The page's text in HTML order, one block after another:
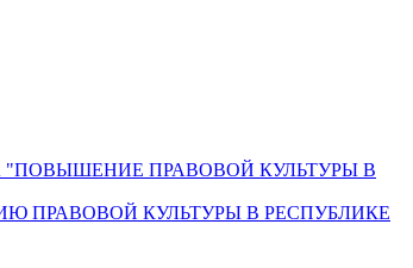
"ПОВЫШЕНИЕ ПРАВОВОЙ КУЛЬТУРЫ В
ПРАВОВОЙ КУЛЬТУРЫ В РЕСПУБЛИКЕ